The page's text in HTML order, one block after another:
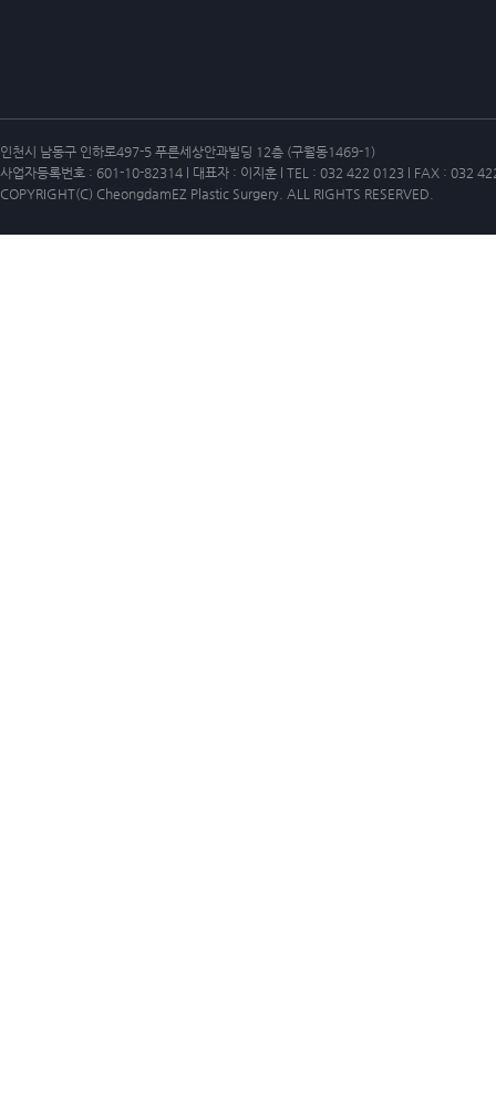
인천시 남동구 인하로497-5 푸른세상안과빌딩 12층 (구월동1469-1)
사업자등록번호 : 601-10-82314 l 대표자 : 이지훈 l TEL : 032 422 0123 l FAX : 032
COPYRIGHT(C) CheongdamEZ Plastic Surgery. ALL RIGHTS RESERVED.